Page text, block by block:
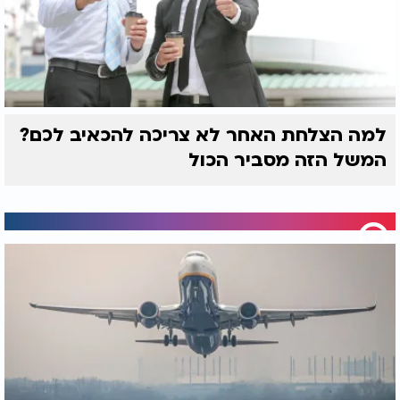
השראה: השליח שנפצע
קשה בסוריה התייצב
בדוכן התפילין
תיעוד דרמטי מכביש 6:
הבלשים ביצעו מארב
לנו את התפילות, אברהם אבינו תיקן את תפילת שחרית,
יצחק אבינו את תפילתמנחהויעקב, את תפילתערבית
וכאשר נתבונן על חייו של אברהם נמצא שאברהם היו לו
חיים נוחים וטובים וכך נאמר: "וה' ברך את אברהם בכל".
היה לו בנים, בת, רכוש גדול וכל דבר טוב שיכול להיות
לאדם.
יצחק אבינו, חייו היו חיים בינוניים, היה עיוור בעיניו,
אשתו רבקה הייתה עקרה הרבה שנים, רועי אבימלך
למה הצלחת האחר לא צריכה להכאיב לכם?
המשל הזה מסביר הכול